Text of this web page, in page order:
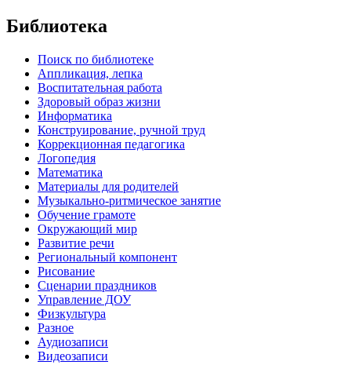
Библиотека
Поиск по библиотеке
Аппликация, лепка
Воспитательная работа
Здоровый образ жизни
Информатика
Конструирование, ручной труд
Коррекционная педагогика
Логопедия
Математика
Материалы для родителей
Музыкально-ритмическое занятие
Обучение грамоте
Окружающий мир
Развитие речи
Региональный компонент
Рисование
Сценарии праздников
Управление ДОУ
Физкультура
Разное
Аудиозаписи
Видеозаписи